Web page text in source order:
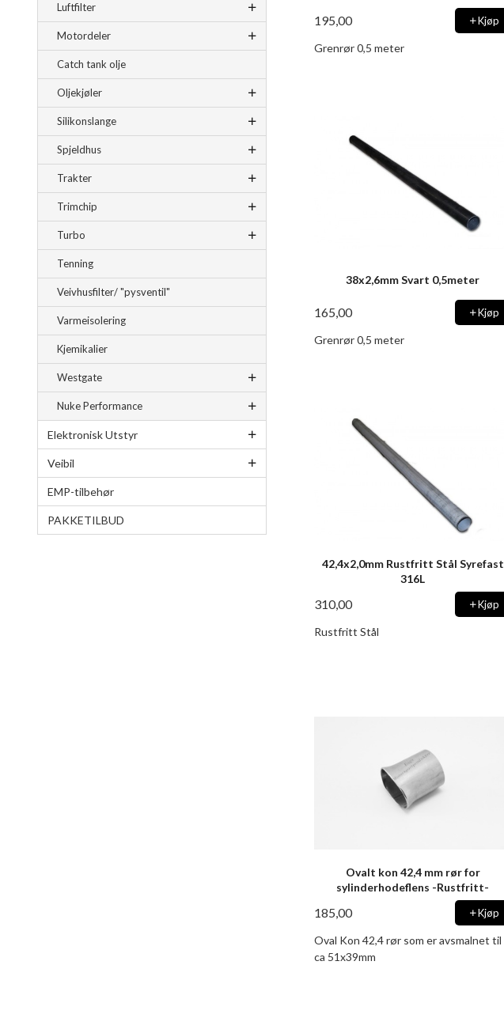
Luftfilter
Motordeler
Catch tank olje
Oljekjøler
Silikonslange
Spjeldhus
Trakter
Trimchip
Turbo
Tenning
Veivhusfilter/ "pysventil"
Varmeisolering
Kjemikalier
Westgate
Nuke Performance
Elektronisk Utstyr
Veibil
EMP-tilbehør
PAKKETILBUD
195,00 Kjøp
Grenrør 0,5 meter
38x2,6mm Svart 0,5meter
165,00 Kjøp
Grenrør 0,5 meter
42,4x2,0mm Rustfritt Stål Syrefast
316L
310,00 Kjøp
Rustfritt Stål
Ovalt kon 42,4 mm rør for
sylinderhodeflens -Rustfritt-
185,00 Kjøp
Oval Kon 42,4 rør som er avsmalnet til
ca 51x39mm